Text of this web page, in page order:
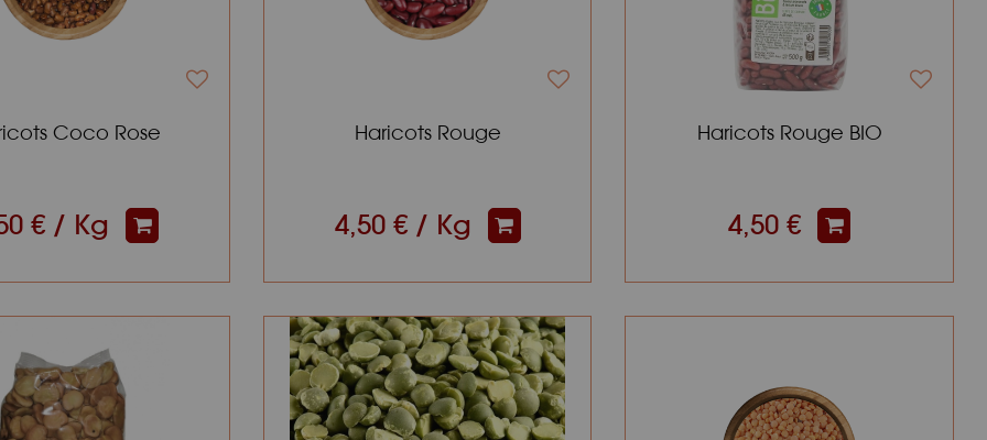
Coco Rose
€ / Kg
Haricots Rouge
4,50 € / Kg
Haricots Rouge BIO
4,50 €